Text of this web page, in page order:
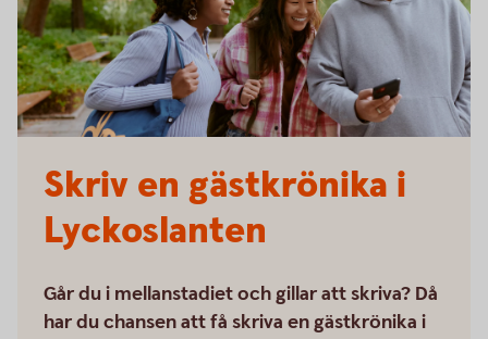
Skriv en gästkrönika i
Lyckoslanten
Går du i mellanstadiet och gillar att skriva? Då
har du chansen att få skriva en gästkrönika i